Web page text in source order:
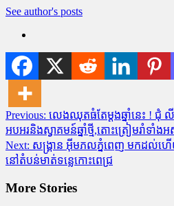
See author's posts
Post
navigation
Previous: លេងឈុតធំតែម្តងឆ្នាំនេះ !
អបអរនិងស្វាគមន៍ឆ្នាំថ្មី,តោះត្រៀមរាំទាំងអ
Next: សង្រ្គាន អុីមភលភ្នំពេញ មកដល់ហ
នៅតំបន់មាត់ទន្លេកោះពេជ្រ
More Stories